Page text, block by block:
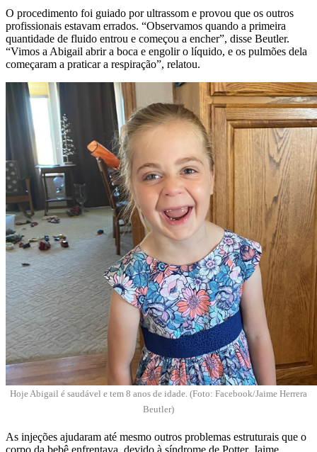
O procedimento foi guiado por ultrassom e provou que os outros
profissionais estavam errados. “Observamos quando a primeira
quantidade de fluido entrou e começou a encher”, disse Beutler.
“Vimos a Abigail abrir a boca e engolir o líquido, e os pulmões dela
começaram a praticar a respiração”, relatou.
Hoje Abigail é saudável e tem 8 anos de idade. (Foto: Facebook/Jaime Herrera
Beutler)
As injeções ajudaram até mesmo outros problemas estruturais que o